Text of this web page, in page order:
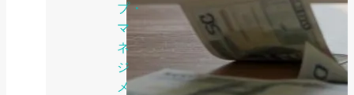
プ・
マ
ネ
ジ
メ